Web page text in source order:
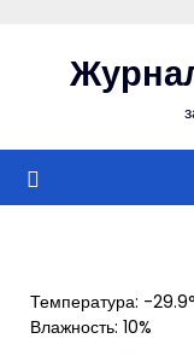
содержимому
Температура: -
Влажность: 10%